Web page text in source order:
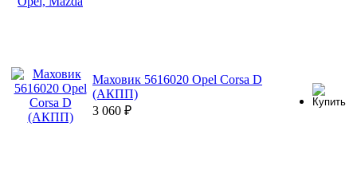
Маховик 5616020 Opel Corsa D
(АКПП)
3 060 ₽